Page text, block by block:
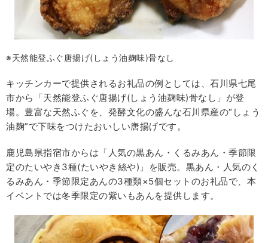
※天然能登ふぐ唐揚げ(しょう油麹味)骨なし
キッチンカーで提供されるお礼品の例としては、石川県七尾
市から「天然能登ふぐ唐揚げ(しょう油麹味)骨なし」が登
場。豊富な天然ふぐを、発酵文化の盛んな石川県産の“しょう
油麹”で下味をつけたおいしい唐揚げです。
鹿児島県指宿市からは「人気の黒あん・くるみあん・季節限
定のたいやき3種(たいやき絲や)」を販売。黒あん・人気のく
るみあん・季節限定あんの3種類×5個セットのお礼品で、本
イベントでは冬季限定の紫いもあんを提供します。